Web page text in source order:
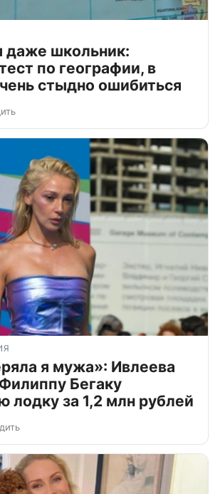
даже школьник:
по географии, в
стыдно ошибиться
я мужа»: Ивлеева
Бегаку
лодку за 1,2 млн рублей